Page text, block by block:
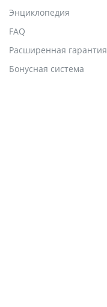
Энциклопедия
FAQ
Расширенная гарантия
Бонусная система